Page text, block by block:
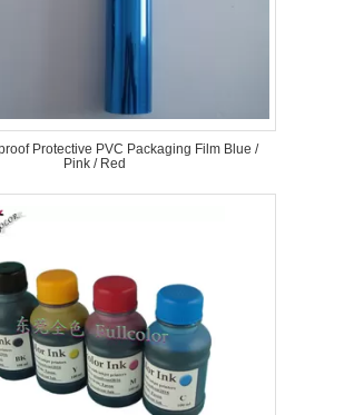
Protective PVC Packaging Film Blue /
Pink / Red